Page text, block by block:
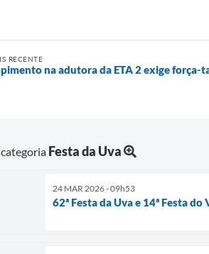
RECENTE
na adutora da ETA 2 exige força-
Festa da Uva
24 MAR 2026 - 09h53
62ª Festa da Uva e 14ª Festa